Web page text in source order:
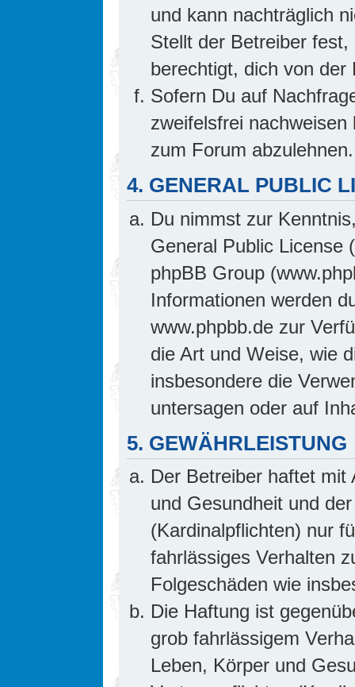
und kann nachträglich
Stellt der Betreiber
berechtigt, dich von
Sofern Du auf
zweifelsfrei
zum Forum abzulehnen.
4. GENERAL PUBLIC
Du nimmst zur
General Public License
phpBB Group
Informationen werden
www.phpbb.de zur
die Art und Weise, wie
insbesondere die
untersagen oder auf
5. GEWÄHRLEISTUNG
Der Betreiber haftet mit
und Gesundheit und
(Kardinalpflichten) nur
fahrlässiges Verhalten
Folgeschäden wie
Die Haftung ist
grob fahrlässigem
Leben, Körper und